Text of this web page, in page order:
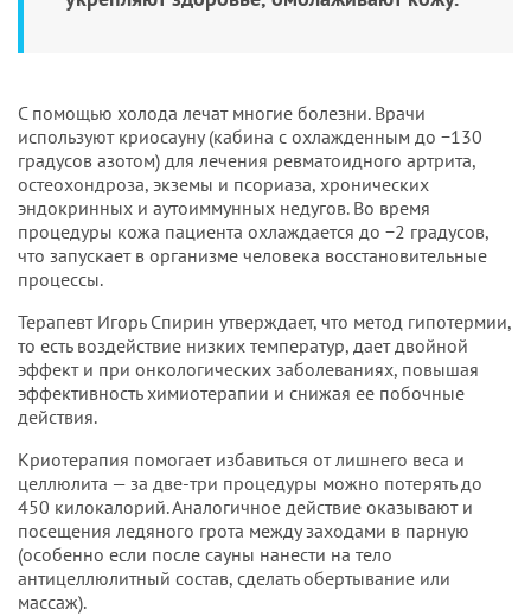
С помощью холода лечат многие болезни. Врачи
используют криосауну (кабина с охлажденным до −130
градусов азотом) для лечения ревматоидного артрита,
остеохондроза, экземы и псориаза, хронических
эндокринных и аутоиммунных недугов. Во время
процедуры кожа пациента охлаждается до −2 градусов,
что запускает в организме человека восстановительные
процессы.
Терапевт Игорь Спирин утверждает, что метод гипотермии,
то есть воздействие низких температур, дает двойной
эффект и при онкологических заболеваниях, повышая
эффективность химиотерапии и снижая ее побочные
действия.
Криотерапия помогает избавиться от лишнего веса и
целлюлита — за две-три процедуры можно потерять до
450 килокалорий. Аналогичное действие оказывают и
посещения ледяного грота между заходами в парную
(особенно если после сауны нанести на тело
антицеллюлитный состав, сделать обертывание или
массаж).